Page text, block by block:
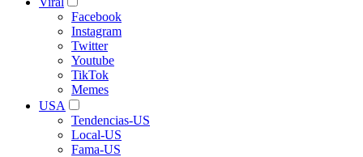
Facebook
Instagram
Twitter
Youtube
TikTok
Memes
USA
Tendencias-US
Local-US
Fama-US